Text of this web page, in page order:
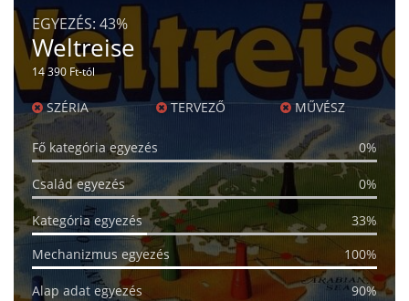
EGYEZÉS: 43%
Weltreise
14 390 Ft-tól
SZÉRIA TERVEZŐ MŰVÉSZ
Fő kategória egyezés 0%
Család egyezés 0%
Kategória egyezés
33%
Mechanizmus egyezés
100%
Alap adat egyezés 90%